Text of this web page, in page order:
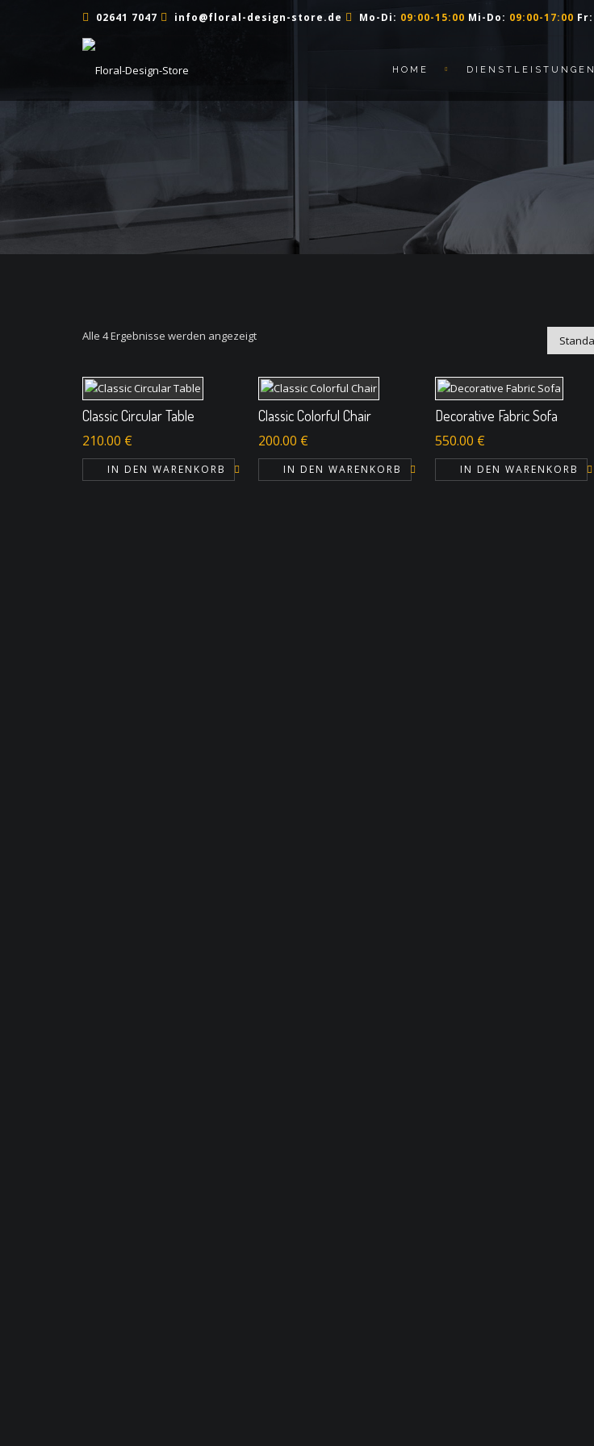
02641 7047 info@floral-design-store.de Mo-Di: 09:00-15:00 Mi-Do: 09:00-17:00 Fr:
HOME DIENSTLEISTUNGEN
TRAUER
Alle 4 Ergebnisse werden angezeigt
Classic Circular Table
210.00 €
IN DEN WARENKORB
Classic Colorful Chair
200.00 €
IN DEN WARENKORB
Decorative Fabric Sofa
550.00 €
IN DEN WARENKORB